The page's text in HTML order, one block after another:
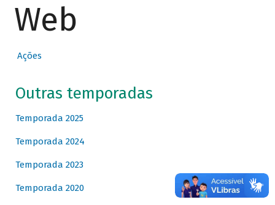
Web
Ações
Outras temporadas
Temporada 2025
Temporada 2024
Temporada 2023
Temporada 2020